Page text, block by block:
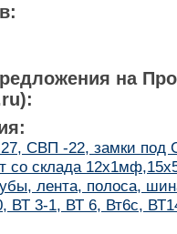
на
СВП -22, замки
со склада
лента, полоса,
ВТ 3-1, ВТ 6, Вт6с,